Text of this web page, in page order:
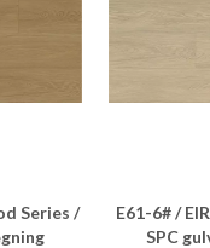
Series /
E61-6# /
SPC